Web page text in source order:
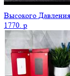
Высокого
1770. p